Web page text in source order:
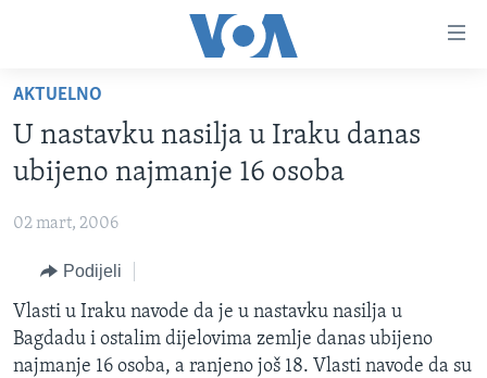
glavni
sadržaj
Pređi
na
glavnu
pretragu
TV PROGRAM
VIDEO
FOTOGRAFIJE DANA
VIJESTI
SJEDINJENE AMERIČKE DRŽAVE
BOSNA I HERCEGOVINA
SVIJET
NAUKA I TEHNOLOGIJA
SPECIJALNI PROJEKTI
KORUPCIJA
AKTUELNO
U nastavku nasilja u Iraku danas
ubijeno najmanje 16 osoba
02 mart, 2006
Podijeli
Vlasti u Iraku navode da je u nastavku nasilja u
Bagdadu i ostalim dijelovima zemlje danas ubijeno
najmanje 16 osoba, a ranjeno još 18. Vlasti navode da su